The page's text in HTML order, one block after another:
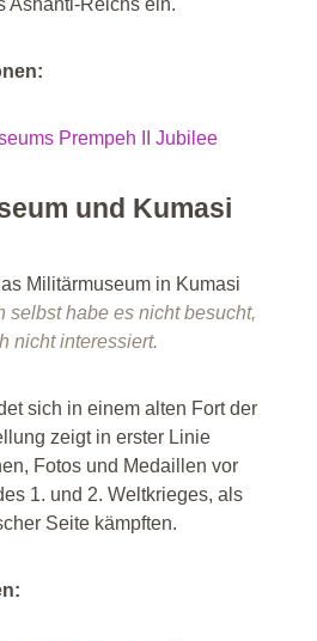
Ashanti-Reichs ein.
Prempeh II Jubilee
und Kumasi
Militärmuseum in Kumasi
selbst habe es nicht besucht,
nicht interessiert.
sich in einem alten Fort der
zeigt in erster Linie
Fotos und Medaillen vor
1. und 2. Weltkrieges, als
Seite kämpften.